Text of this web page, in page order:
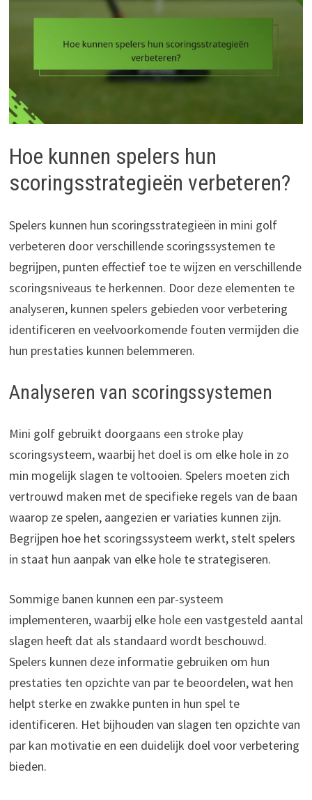
Hoe kunnen spelers hun
scoringsstrategieën verbeteren?
Spelers kunnen hun scoringsstrategieën in mini golf
verbeteren door verschillende scoringssystemen te
begrijpen, punten effectief toe te wijzen en verschillende
scoringsniveaus te herkennen. Door deze elementen te
analyseren, kunnen spelers gebieden voor verbetering
identificeren en veelvoorkomende fouten vermijden die
hun prestaties kunnen belemmeren.
Analyseren van scoringssystemen
Mini golf gebruikt doorgaans een stroke play
scoringsysteem, waarbij het doel is om elke hole in zo
min mogelijk slagen te voltooien. Spelers moeten zich
vertrouwd maken met de specifieke regels van de baan
waarop ze spelen, aangezien er variaties kunnen zijn.
Begrijpen hoe het scoringssysteem werkt, stelt spelers
in staat hun aanpak van elke hole te strategiseren.
Sommige banen kunnen een par-systeem
implementeren, waarbij elke hole een vastgesteld aantal
slagen heeft dat als standaard wordt beschouwd.
Spelers kunnen deze informatie gebruiken om hun
prestaties ten opzichte van par te beoordelen, wat hen
helpt sterke en zwakke punten in hun spel te
identificeren. Het bijhouden van slagen ten opzichte van
par kan motivatie en een duidelijk doel voor verbetering
bieden.